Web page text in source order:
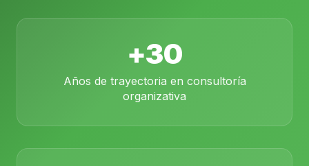
+30
Años de trayectoria en consultoría
organizativa